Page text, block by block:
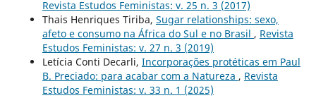
Revista Estudos Feministas: v. 25 n. 3 (2017)
Thais Henriques Tiriba, Sugar relationships: sexo,
afeto e consumo na África do Sul e no Brasil , Revista
Estudos Feministas: v. 27 n. 3 (2019)
Letícia Conti Decarli, Incorporações protéticas em Paul
B. Preciado: para acabar com a Natureza , Revista
Estudos Feministas: v. 33 n. 1 (2025)